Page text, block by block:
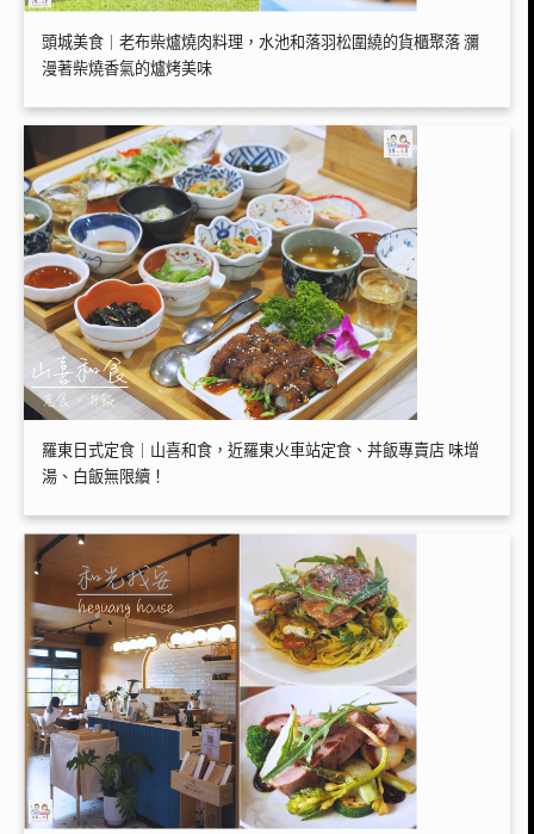
頭城美食｜老布柴爐燒肉料理，水池和落羽松圍繞的貨櫃聚落 瀰
漫著柴燒香氣的爐烤美味
羅東日式定食｜山喜和食，近羅東火車站定食、丼飯專賣店 味增
湯、白飯無限續！